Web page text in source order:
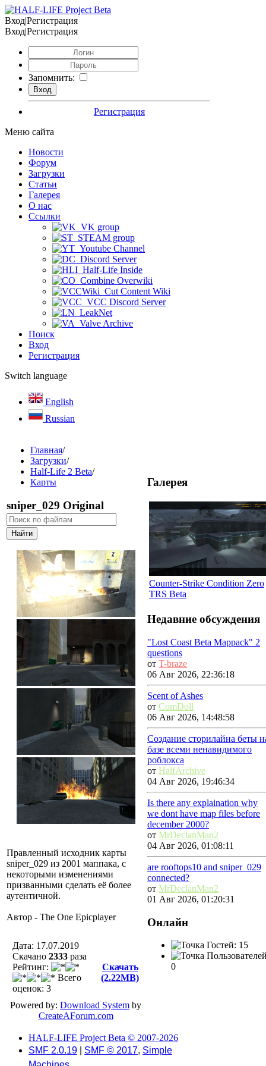
Вход|Регистрация
Вход|Регистрация
Запомнить:
Регистрация
Меню сайта
Новости
Форум
Загрузки
Статьи
Галерея
О нас
Ссылки
VK group
STEAM group
Youtube Channel
Discord Server
Half-Life Inside
Combine Overwiki
Cut Content Wiki
VCC Discord Server
LeakNet
Valve Archive
Поиск
Вход
Регистрация
Switch language
English
Russian
Главная/
Загрузки/
Half-Life 2 Beta/
Карты
sniper_029 Original
Правленный исходник карты
sniper_029 из 2001 маппака, с
некоторыми изменениями
призванными сделать её более
аутентичной.
Автор - The One Epicplayer
Дата: 17.07.2019
Скачано 2333 разa
Рейтинг:
Всего
оценок: 3
Скачать
(2.22MB)
Powered by: Download System by
CreateAForum.com
Галерея
Counter-Strike Condition Zero
TRS Beta
Недавние обсуждения
"Lost Coast Beta Mappack" 2
questions
от T-braze
06 Авг 2026, 22:36:18
Scent of Ashes
от ComDoll
06 Авг 2026, 14:48:58
Создание сторилайна беты
базе всеми ненавидимого
роблокса
от HalfArchive
04 Авг 2026, 19:46:34
Is there any explaination why
we dont have map files before
december 2000?
от MrDeclanMan2
04 Авг 2026, 01:08:11
are rooftops10 and sniper_029
connected?
от MrDeclanMan2
01 Авг 2026, 01:20:31
Онлайн
Гостей: 15
0
HALF-LIFE Project Beta © 2007-2026
SMF 2.0.19
SMF © 2017, Simple